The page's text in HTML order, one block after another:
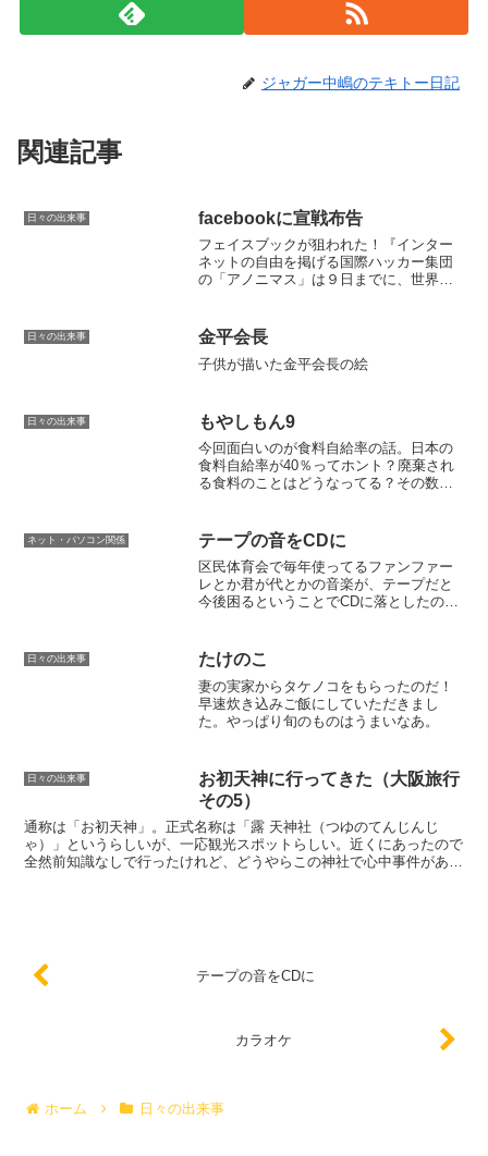
ジャガー中嶋のテキトー日記
関連記事
日々の出来事 facebookに宣戦布告
フェイスブックが狙われた！『インター
ネットの自由を掲げる国際ハッカー集団
の「アノニマス」は９日までに、世界最
告した。 アノニマスを名乗る人物は、
動画サイト「ユーチューブ...
日々の出来事 金平会長
子供が描いた金平会長の絵
日々の出来事 もやしもん9
今回面白いのが食料自給率の話。日本の
食料自給率が40％ってホント？廃棄され
る食料のことはどうなってる？その数字
ん出てくるけど、テレビのニュースやワ
イドショーだとまったく...
ネット・パソコン関係 テープの音をCDに
区民体育会で毎年使ってるファンファー
レとか君が代とかの音楽が、テープだと
今後困るということでCDに落としたの
いので覚書。ラジカセからライン引っ張
ってPCに接続。STSRE...
日々の出来事 たけのこ
妻の実家からタケノコをもらったのだ！
早速炊き込みご飯にしていただきまし
た。やっぱり旬のものはうまいなあ。
日々の出来事
お初天神に行ってきた（大阪旅行
その5）
通称は「お初天神」。正式名称は「露 天神社（つゆのてんじんじ
ゃ）」というらしいが、一応観光スポットらしい。近くにあったので
全然前知識なしで行ったけれど、どうやらこの神社で心中事件があっ
テープの音をCDに
カラオケ
ホーム 日々の出来事